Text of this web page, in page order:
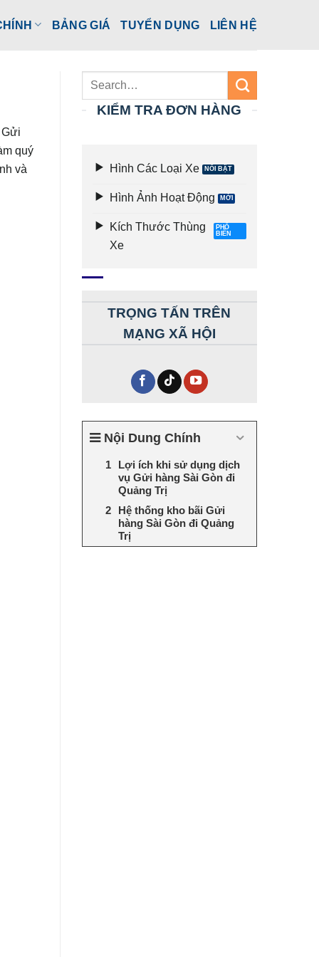
BẢNG GIÁ TUYỂN DỤNG LIÊN HỆ
quý
và
KIỂM TRA ĐƠN HÀNG
Hình Các Loại Xe
Hình Ảnh Hoạt Động
Kích Thước Thùng
Xe
TRỌNG TẤN TRÊN
MẠNG XÃ HỘI
Nội Dung Chính
Lợi ích khi sử dụng dịch
vụ Gửi hàng Sài Gòn đi
Quảng Trị
Hệ thống kho bãi Gửi
hàng Sài Gòn đi Quảng
Trị